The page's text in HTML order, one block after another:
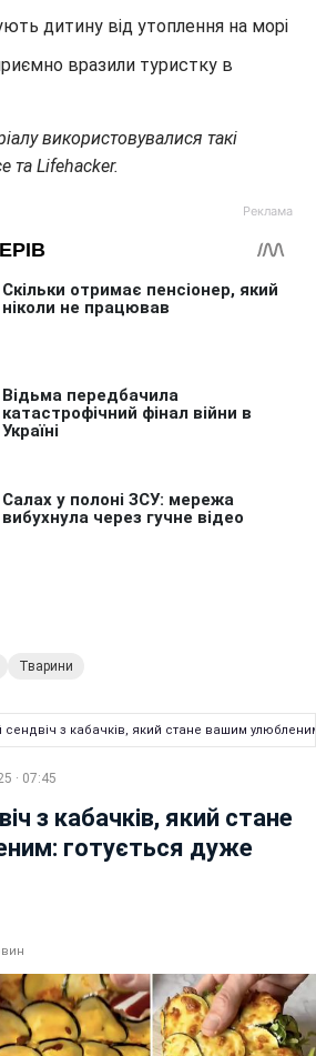
дитину від утоплення на морі
вразили туристку в
використовувалися такі
та Lifehacker.
Тварини
з кабачків, який стане вашим
· 07:45
з кабачків, який стане
готується дуже